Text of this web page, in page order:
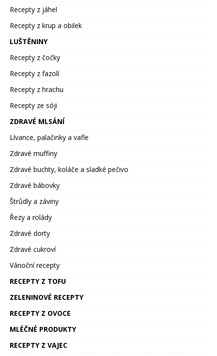
Recepty z jáhel
Recepty z krup a obilek
LUŠTĚNINY
Recepty z čočky
Recepty z fazolí
Recepty z hrachu
Recepty ze sóji
ZDRAVÉ MLSÁNÍ
Lívance, palačinky a vafle
Zdravé muffiny
Zdravé buchty, koláče a sladké pečivo
Zdravé bábovky
Štrůdly a záviny
Řezy a rolády
Zdravé dorty
Zdravé cukroví
Vánoční recepty
RECEPTY Z TOFU
ZELENINOVÉ RECEPTY
RECEPTY Z OVOCE
MLÉČNÉ PRODUKTY
RECEPTY Z VAJEC